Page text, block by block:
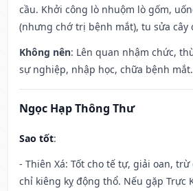
cầu. Khởi công lò nhuộm lò gốm,
(nhưng chớ trị bệnh mắt), tu sửa cây
Không nên: Lên quan nhậm chức,
sự nghiệp, nhập học, chữa bệnh mắt.
Ngọc Hạp Thông Thư
Sao tốt:
- Thiên Xá: Tốt cho tế tự, giải oan, trừ
chỉ kiêng kỵ động thổ. Nếu gặp Trực